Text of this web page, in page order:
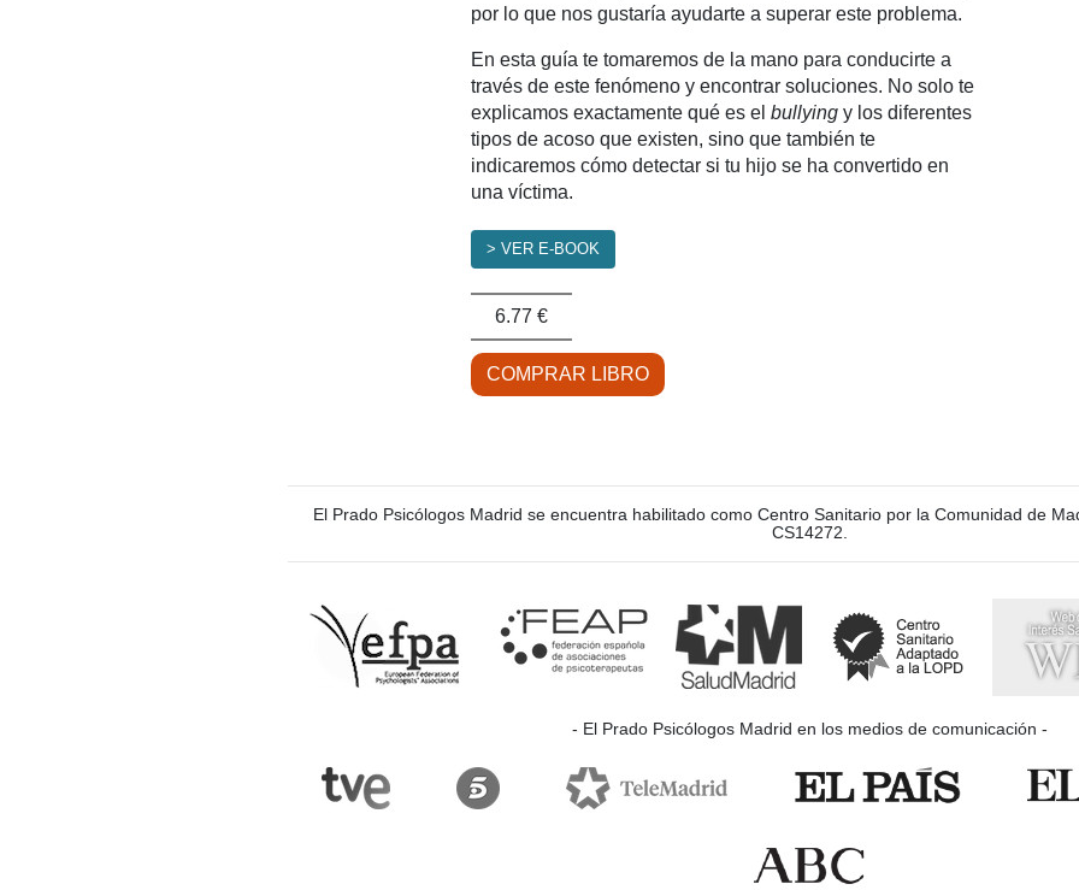
por lo que nos gustaría ayudarte a superar este problema.
En esta guía te tomaremos de la mano para conducirte a
través de este fenómeno y encontrar soluciones. No solo te
explicamos exactamente qué es el bullyingy los diferentes
tipos de acoso que existen, sino que también te
indicaremos cómo detectar si tu hijo se ha convertido en
una víctima.
> VER E-BOOK
6.77 €
COMPRAR LIBRO
El Prado Psicólogos Madrid se encuentra habilitado como Centro Sanitario por la Comunidad de
CS14272.
- El Prado Psicólogos Madrid en los medios de comunicación -